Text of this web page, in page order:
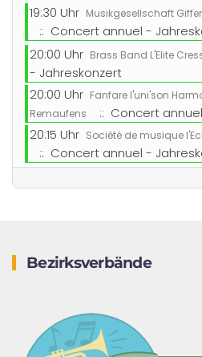
19:30 Uhr Musikgesellschaft
:: Concert annuel -
20:00 Uhr Brass Band L'Elite
- Jahreskonzert
20:00 Uhr Fanfare l'uni'son
Remaufens
:: Concert
20:15 Uhr Société de musique
:: Concert annuel -
Bezirksverbände